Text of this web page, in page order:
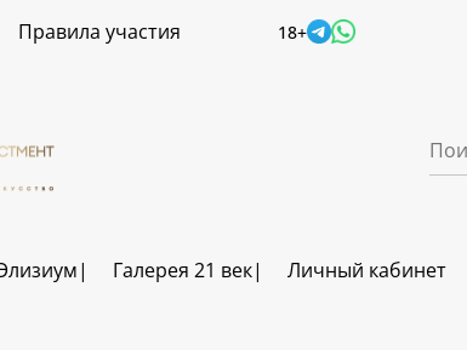
Правила участия 18+
Галерея 21 век Личный кабинет